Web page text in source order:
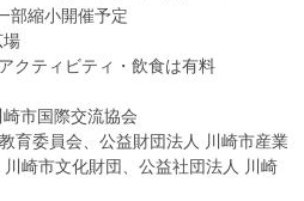
部縮小開催予定
クティビティ・飲食は有料
市国際交流協会
育委員会、公益財団法人 川崎市産業
崎市文化財団、公益社団法人 川崎